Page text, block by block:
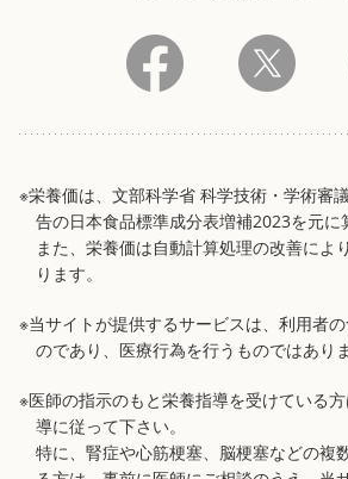
※栄養価は、文部科学省 科学技術・学術審
告の日本食品標準成分表増補2023を元に
また、栄養価は自動計算処理の改善によ
ります。
※当サイトが提供するサービスは、利用者
のであり、医療行為を行うものではあり
※医師の指示のもと栄養指導を受けている
導に従って下さい。
特に、腎症や心筋梗塞、脳梗塞などの複